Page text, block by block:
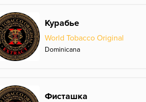
Курабье
World Tobacco Original
Dominicana
Фисташка